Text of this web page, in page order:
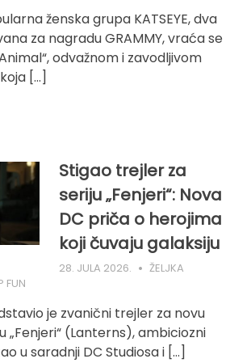
ženska grupa KATSEYE, dva
za nagradu GRAMMY, vraća se
odvažnom i zavodljivom
[…]
Stigao trejler za
seriju „Fenjeri“: Nova
DC priča o herojima
koji čuvaju galaksiju
28. JULA 2026.
ŽELJKA
FUN
je zvanični trejler za novu
„Fenjeri“ (Lanterns), ambiciozni
u saradnji DC Studiosa i […]